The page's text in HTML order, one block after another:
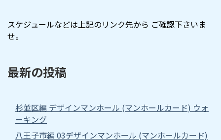
スケジュールなどは上記のリンク先から ご確認下さいま
せ。
最新の投稿
杉並区編 デザインマンホール (マンホールカード) ウォ
ーキング
八王子市編 03デザインマンホール (マンホールカード)